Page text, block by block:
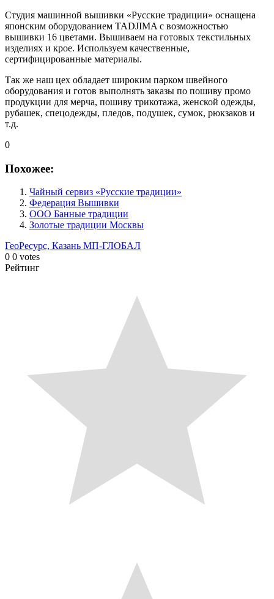
Студия машинной вышивки «Русские традиции» оснащена
японским оборудованием TADJIMA с возможностью
вышивки 16 цветами. Вышиваем на готовых текстильных
изделиях и крое. Используем качественные,
сертифицированные материалы.
Так же наш цех обладает широким парком швейного
оборудования и готов выполнять заказы по пошиву промо
продукции для мерча, пошиву трикотажа, женской одежды,
рубашек, спецодежды, пледов, подушек, сумок, рюкзаков и
т.д.
0
Похожее:
Чайный сервиз «Русские традиции»
Федерация Вышивки
ООО Банные традиции
Золотые традиции Москвы
ГеоРесурс, Казань МП-ГЛОБАЛ
0 0 votes
Рейтинг